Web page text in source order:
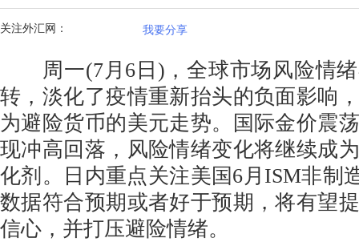
关注外汇网： 我要分享
周一(7月6日)，全球市场风险情绪
转，淡化了疫情重新抬头的负面影响
为避险货币的美元走势。国际金价震
现冲高回落，风险情绪变化将继续成
化剂。日内重点关注美国6月ISM非制
数据符合预期或者好于预期，将有望
信心，并打压避险情绪。